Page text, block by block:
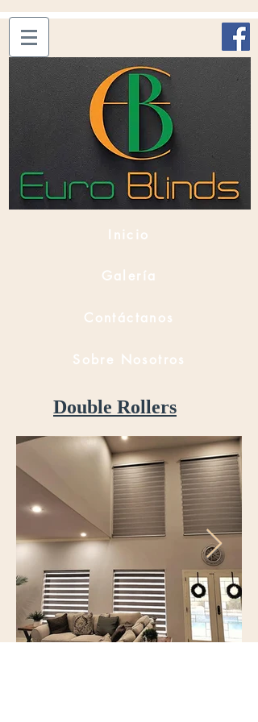
Inicio
Galería
Contáctanos
Sobre Nosotros
Double Rollers